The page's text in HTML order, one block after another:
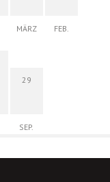
MÄRZ FEB.
29
SEP.